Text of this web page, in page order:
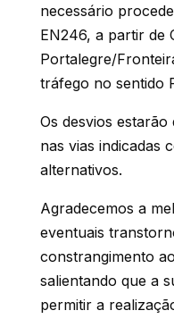
necessário
EN246, a partir de
Portalegre/
tráfego no sentido
Os desvios estarão
nas vias indicadas
alternativos.
Agradecemos a
eventuais
constrangimento
salientando que a
permitir a